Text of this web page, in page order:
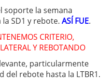
soporte la semana
SD1 y rebote. ASÍ FUE.
CRITERIO,
Y REBOTANDO
particularmente
rebote hasta la LTBR1.